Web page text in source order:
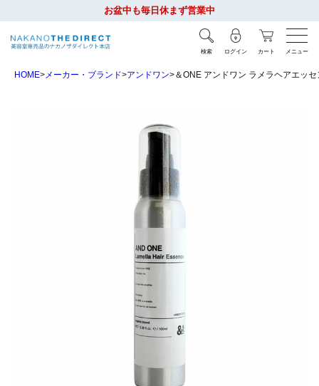
お盆中も毎日休まず営業中
検索 ログイン カート メニュー
HOME メーカー・ブランド アンドワン ＆ONE アンドワン ラメラヘアエッ